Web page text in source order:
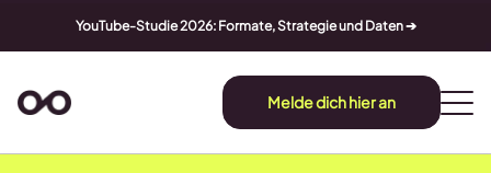
YouTube-Studie 2026: Formate, Strategie und Daten ➔
Melde dich hier an